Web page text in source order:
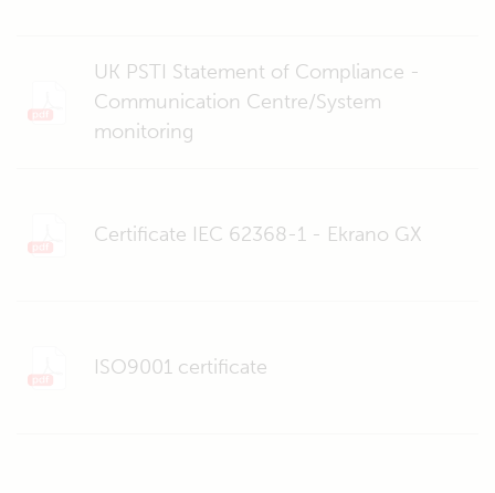
UK PSTI Statement of Compliance -
Communication Centre/System
monitoring
Certificate IEC 62368-1 - Ekrano GX
ISO9001 certificate